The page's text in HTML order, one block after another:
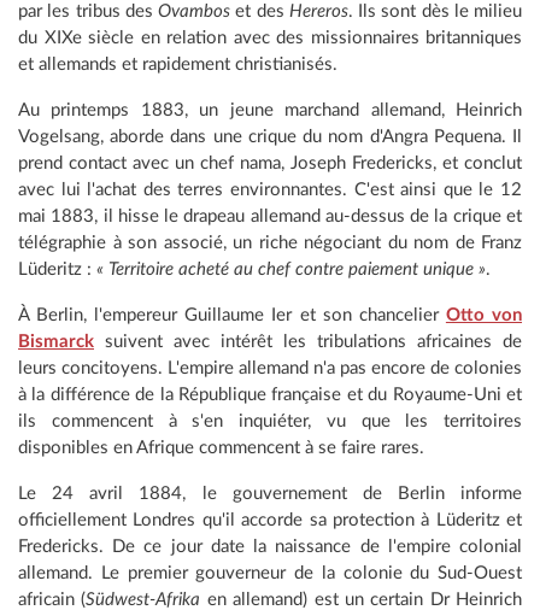
par les tribus des Ovambos et des Hereros. Ils sont dès le milieu
du XIXe siècle en relation avec des missionnaires britanniques
et allemands et rapidement christianisés.
Au printemps 1883, un jeune marchand allemand, Heinrich
Vogelsang, aborde dans une crique du nom d'Angra Pequena. Il
prend contact avec un chef nama, Joseph Fredericks, et conclut
avec lui l'achat des terres environnantes. C'est ainsi que le 12
mai 1883, il hisse le drapeau allemand au-dessus de la crique et
télégraphie à son associé, un riche négociant du nom de Franz
Lüderitz : « Territoire acheté au chef contre paiement unique ».
À Berlin, l'empereur Guillaume Ier et son chancelier Otto von
Bismarck suivent avec intérêt les tribulations africaines de
leurs concitoyens. L'empire allemand n'a pas encore de colonies
à la différence de la République française et du Royaume-Uni et
ils commencent à s'en inquiéter, vu que les territoires
disponibles en Afrique commencent à se faire rares.
Le 24 avril 1884, le gouvernement de Berlin informe
officiellement Londres qu'il accorde sa protection à Lüderitz et
Fredericks. De ce jour date la naissance de l'empire colonial
allemand. Le premier gouverneur de la colonie du Sud-Ouest
africain (Südwest-Afrika en allemand) est un certain Dr Heinrich